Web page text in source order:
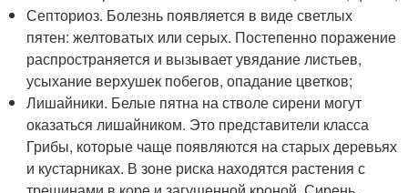
Септориоз. Болезнь появляется в виде светлых
пятен: желтоватых или серых. Постепенно поражение
распространяется и вызывает увядание листьев,
усыхание верхушек побегов, опадание цветков;
Лишайники. Белые пятна на стволе сирени могут
оказаться лишайником. Это представители класса
Грибы, которые чаще появляются на старых деревьях
и кустарниках. В зоне риска находятся растения с